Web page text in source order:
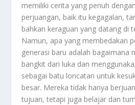
memiliki cerita yang penuh
perjuangan, baik itu kegagalan,
bahkan keraguan yang datang di
Namun, apa yang membedakan
generasi baru adalah bagaimana
bangkit dari luka dan
sebagai batu loncatan untuk
besar. Mereka tidak hanya
tujuan, tetapi juga belajar dan